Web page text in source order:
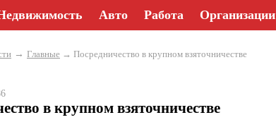
Авто Работа Организации
→ Главные → Посредничество в крупном взяточничестве
в крупном взяточничестве